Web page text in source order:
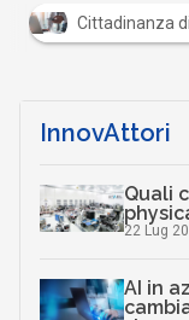
Cittadinanza
InnovAttori
Quali
22 Lug
AI in